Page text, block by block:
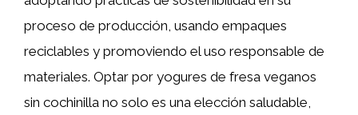
proceso de producción, usando empaques
reciclables y promoviendo el uso responsable de
materiales. Optar por yogures de fresa veganos
sin cochinilla no solo es una elección saludable,